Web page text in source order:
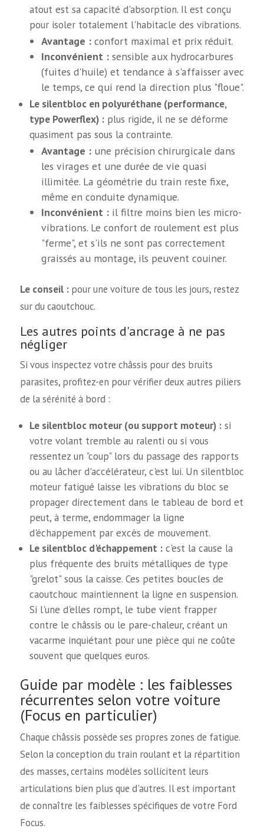
atout est sa capacité d'absorption. Il est conçu
pour isoler totalement l'habitacle des vibrations.
Avantage : confort maximal et prix réduit.
Inconvénient : sensible aux hydrocarbures
(fuites d'huile) et tendance à s'affaisser avec
le temps, ce qui rend la direction plus "floue".
Le silentbloc en polyuréthane (performance,
type Powerflex) : plus rigide, il ne se déforme
quasiment pas sous la contrainte.
Avantage : une précision chirurgicale dans
les virages et une durée de vie quasi
illimitée. La géométrie du train reste fixe,
même en conduite dynamique.
Inconvénient : il filtre moins bien les micro-
vibrations. Le confort de roulement est plus
"ferme", et s'ils ne sont pas correctement
graissés au montage, ils peuvent couiner.
Le conseil :pour une voiture de tous les jours, restez
sur du caoutchouc.
Les autres points d'ancrage à ne pas
négliger
Si vous inspectez votre châssis pour des bruits
parasites, profitez-en pour vérifier deux autres piliers
de la sérénité à bord :
Le silentbloc moteur (ou support moteur) : si
votre volant tremble au ralenti ou si vous
ressentez un "coup" lors du passage des rapports
ou au lâcher d'accélérateur, c'est lui. Un silentbloc
moteur fatigué laisse les vibrations du bloc se
propager directement dans le tableau de bord et
peut, à terme, endommager la ligne
d'échappement par excès de mouvement.
Le silentbloc d'échappement : c'est la cause la
plus fréquente des bruits métalliques de type
"grelot" sous la caisse. Ces petites boucles de
caoutchouc maintiennent la ligne en suspension.
Si l'une d'elles rompt, le tube vient frapper
contre le châssis ou le pare-chaleur, créant un
vacarme inquiétant pour une pièce qui ne coûte
souvent que quelques euros.
Guide par modèle : les faiblesses
récurrentes selon votre voiture
(Focus en particulier)
Chaque châssis possède ses propres zones de fatigue.
Selon la conception du train roulant et la répartition
des masses, certains modèles sollicitent leurs
articulations bien plus que d'autres. Il est important
de connaître les faiblesses spécifiques de votre Ford
Focus.